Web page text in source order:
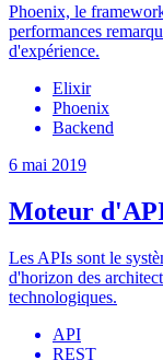
Phoenix, le
performances
d'expérience.
Elixir
Phoenix
Backend
6 mai 2019
Moteur
Les APIs sont le
d'horizon des
technologiques.
API
REST